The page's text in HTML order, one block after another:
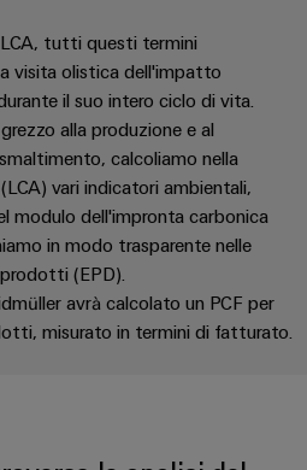
Weidmüller
tutti questi termini
visita olistica dell'impatto
il suo intero ciclo di vita.
alla produzione e al
calcoliamo nella
vari indicatori ambientali,
modulo dell'impronta carbonica
in modo trasparente nelle
(EPD).
avrà calcolato un PCF per
misurato in termini di fatturato.